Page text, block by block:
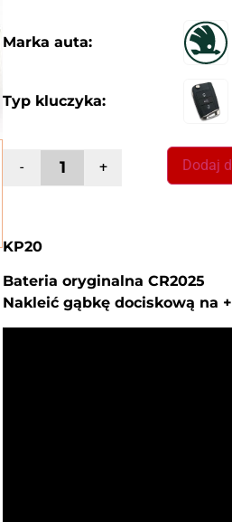
Marka auta:
Typ kluczyka:
- + Dodaj
KP20
Bateria oryginalna CR2025
Nakleić gąbkę dociskową na